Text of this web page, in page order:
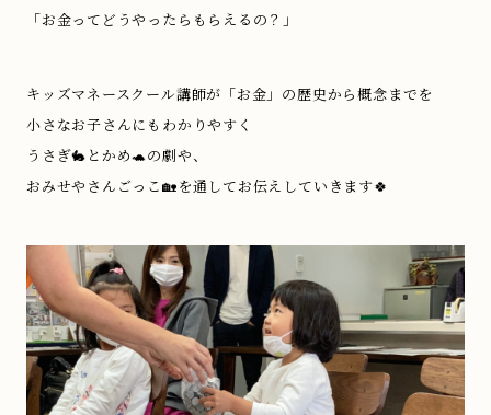
「お金ってどうやったらもらえるの？」
キッズマネースクール講師が「お金」の歴史から概念までを
小さなお子さんにもわかりやすく
うさぎ🐇とかめ🐢の劇や、
おみせやさんごっこ🏡を通してお伝えしていきます🍀